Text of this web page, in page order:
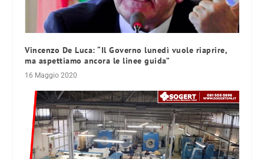
Vincenzo De Luca: “Il Governo lunedì vuole riaprire,
ma aspettiamo ancora le linee guida”
16 Maggio 2020